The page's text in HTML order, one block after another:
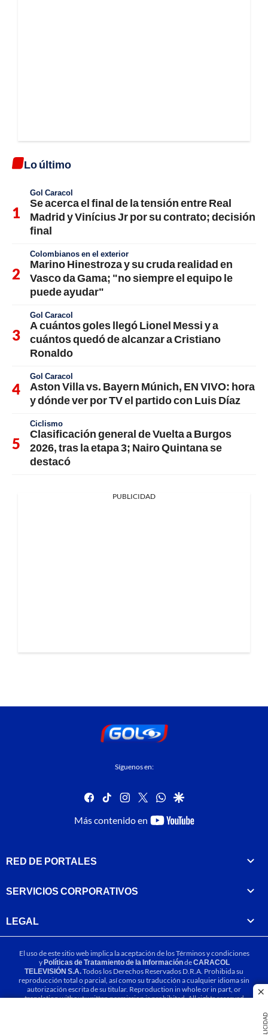
Lo último
Gol Caracol
Se acerca el final de la tensión entre Real
Madrid y Vinícius Jr por su contrato; decisión
final
Colombianos en el exterior
Marino Hinestroza y su cruda realidad en
Vasco da Gama; "no siempre el equipo le
puede ayudar"
Gol Caracol
A cuántos goles llegó Lionel Messi y a
cuántos quedó de alcanzar a Cristiano
Ronaldo
Gol Caracol
Aston Villa vs. Bayern Múnich, EN VIVO: hora
y dónde ver por TV el partido con Luis Díaz
Ciclismo
Clasificación general de Vuelta a Burgos
2026, tras la etapa 3; Nairo Quintana se
destacó
PUBLICIDAD
Síguenos en:
facebook
tiktok instagram
twitterwhatsapp
google
Más contenido en
youtube-
RED DE PORTALES
SERVICIOS CORPORATIVOS
LEGAL
El uso de este sitio web implica la aceptación de losTérminos y condiciones
yPolíticas de Tratamiento de la InformacióndeCARACOL
TELEVISIÓN S.A.Todos los Derechos Reservados D.R.A. Prohibida su
reproducción total o parcial, así como su traducción a cualquier idioma sin
autorización escrita de su titular. Reproduction in whole or in part, or
translation without written permission is prohibited. All rights reserved